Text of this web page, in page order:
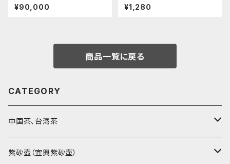
¥90,000 ¥1,280
商品一覧に戻る
CATEGORY
中国茶、台湾茶
烏龍茶（ウーロン茶）
紫砂壺（宜興紫砂壷）